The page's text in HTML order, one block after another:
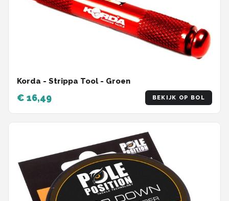
Korda - Strippa Tool - Groen
€ 16,49 BEKIJK OP BOL